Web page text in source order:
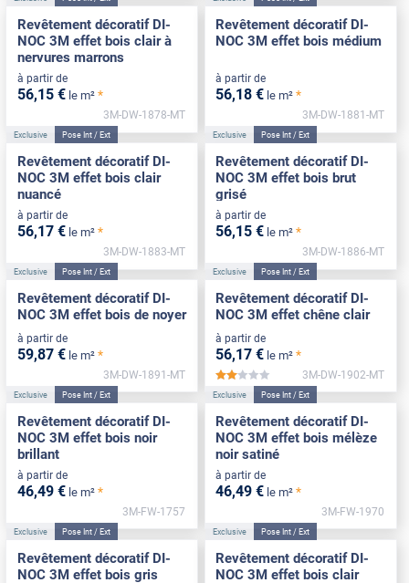
Revêtement décoratif DI-
NOC 3M effet bois clair à
nervures marrons
à partir de
56,15 € le m² *
3M-DW-1878-MT
Revêtement décoratif DI-
NOC 3M effet bois médium
à partir de
56,18 € le m² *
3M-DW-1881-MT
Exclusive Pose Int / Ext
Revêtement décoratif DI-
NOC 3M effet bois clair
nuancé
à partir de
56,17 € le m² *
3M-DW-1883-MT
Exclusive Pose Int / Ext
Revêtement décoratif DI-
NOC 3M effet bois brut
grisé
à partir de
56,15 € le m² *
3M-DW-1886-MT
Exclusive Pose Int / Ext
Revêtement décoratif DI-
NOC 3M effet bois de noyer
à partir de
59,87 € le m² *
3M-DW-1891-MT
Exclusive Pose Int / Ext
Revêtement décoratif DI-
NOC 3M effet chêne clair
à partir de
56,17 € le m² *
*****
3M-DW-1902-MT
Exclusive Pose Int / Ext
Revêtement décoratif DI-
NOC 3M effet bois noir
brillant
à partir de
46,49 € le m² *
3M-FW-1757
Exclusive Pose Int / Ext
Revêtement décoratif DI-
NOC 3M effet bois mélèze
noir satiné
à partir de
46,49 € le m² *
3M-FW-1970
Exclusive Pose Int / Ext
Revêtement décoratif DI-
NOC 3M effet bois gris
Exclusive Pose Int / Ext
Revêtement décoratif DI-
NOC 3M effet bois clair